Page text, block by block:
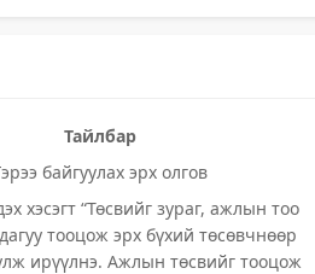
Тайлбар
байгуулах эрх олгов
хэсэгт “Төсвийг зураг, ажлын тоо
тооцож эрх бүхий төсөвчнөөр
ирүүлнэ. Ажлын төсвийг тооцож